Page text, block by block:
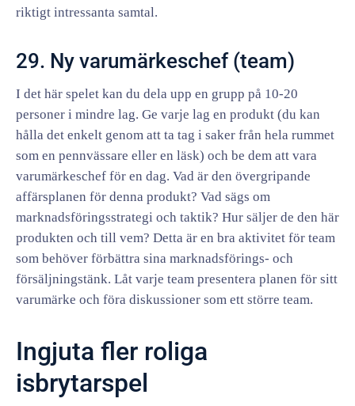
riktigt intressanta samtal.
29. Ny varumärkeschef (team)
I det här spelet kan du dela upp en grupp på 10-20
personer i mindre lag. Ge varje lag en produkt (du kan
hålla det enkelt genom att ta tag i saker från hela rummet
som en pennvässare eller en läsk) och be dem att vara
varumärkeschef för en dag. Vad är den övergripande
affärsplanen för denna produkt? Vad sägs om
marknadsföringsstrategi och taktik? Hur säljer de den här
produkten och till vem? Detta är en bra aktivitet för team
som behöver förbättra sina marknadsförings- och
försäljningstänk. Låt varje team presentera planen för sitt
varumärke och föra diskussioner som ett större team.
Ingjuta fler roliga
isbrytarspel